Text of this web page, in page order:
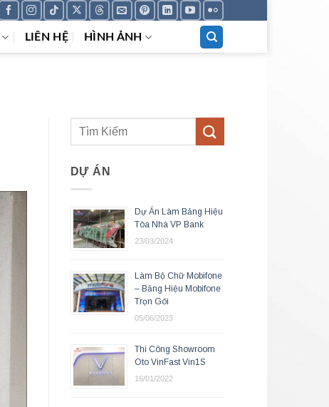
LIÊN HỆ HÌNH ẢNH
DỰ ÁN
Dự Án Làm Bảng Hiệu
Tòa Nhà VP Bank
23/03/2024
Làm Bộ Chữ Mobifone
– Bảng Hiệu Mobifone
Trọn Gói
05/06/2023
Thi Công Showroom
Oto VinFast Vin1S
16/01/2022